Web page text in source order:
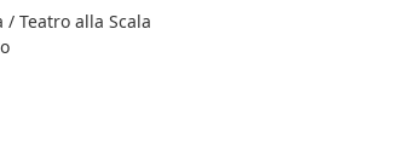
Teatro alla Scala